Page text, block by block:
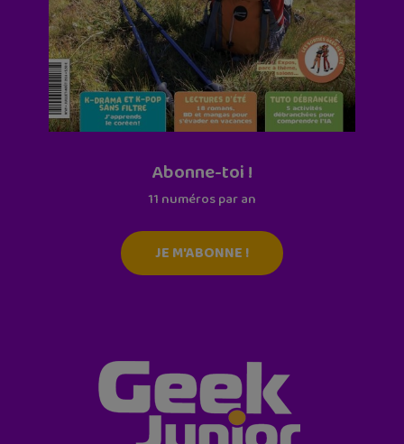
Abonne-toi !
11 numéros par an
JE M'ABONNE !